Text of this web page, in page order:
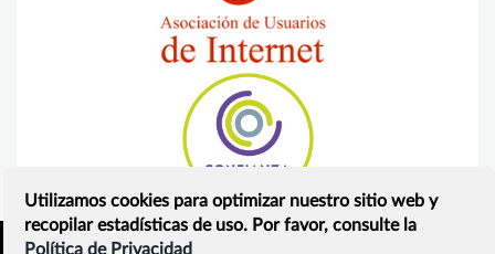
Utilizamos cookies para optimizar nuestro sitio web y
recopilar estadísticas de uso. Por favor, consulte la
Política de Privacidad